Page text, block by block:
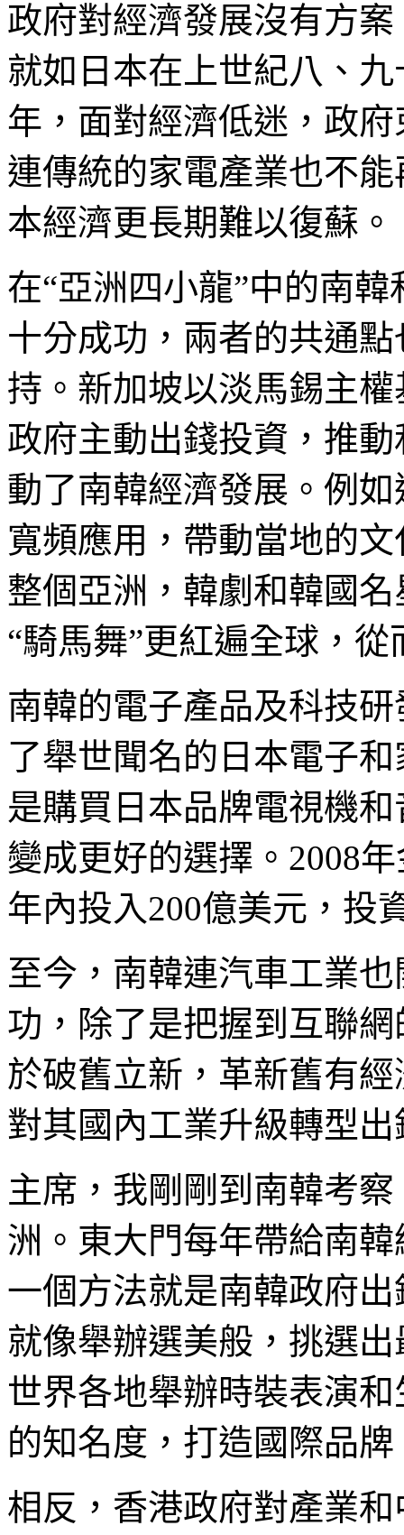
政府對經濟發展沒有方
就如日本在上世紀八、
年，面對經濟低迷，政
連傳統的家電產業也不
本經濟更長期難以復蘇。
在“亞洲四小龍”中的南
十分成功，兩者的共通
持。新加坡以淡馬錫主
政府主動出錢投資，推
動了南韓經濟發展。例
寬頻應用，帶動當地的
整個亞洲，韓劇和韓國
“騎馬舞”更紅遍全球，
南韓的電子產品及科技
了舉世聞名的日本電子
是購買日本品牌電視機
變成更好的選擇。2008
年內投入200億美元，投
至今，南韓連汽車工業
功，除了是把握到互聯
於破舊立新，革新舊有
對其國內工業升級轉型
主席，我剛剛到南韓考
洲。東大門每年帶給南
一個方法就是南韓政府
就像舉辦選美般，挑選
世界各地舉辦時裝表演
的知名度，打造國際品牌
相反，香港政府對產業